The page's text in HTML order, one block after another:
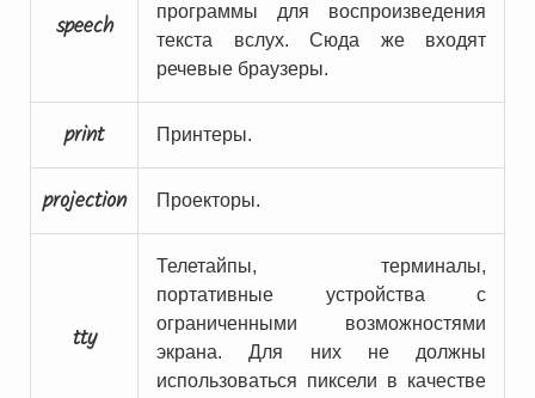
speech
программы для воспроизведения
текста вслух. Сюда же входят
речевые браузеры.
print Принтеры.
projection Проекторы.
tty
Телетайпы, терминалы,
портативные устройства с
ограниченными возможностями
экрана. Для них не должны
использоваться пиксели в качестве